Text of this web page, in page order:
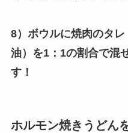
8）ボウルに焼肉のタ
油）を1：1の割合で混
す！
ホルモン焼きうどん